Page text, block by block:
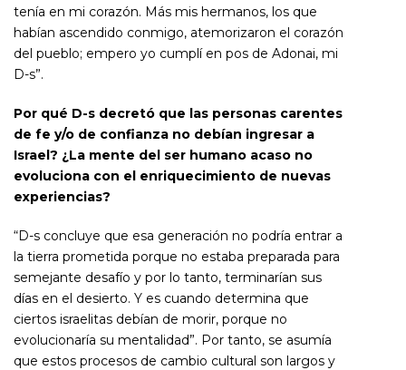
tenía en mi corazón. Más mis hermanos, los que
habían ascendido conmigo, atemorizaron el corazón
del pueblo; empero yo cumplí en pos de Adonai, mi
D-s”.
Por qué D-s decretó que las personas carentes
de fe y/o de confianza no debían ingresar a
Israel? ¿La mente del ser humano acaso no
evoluciona con el enriquecimiento de nuevas
experiencias?
“D-s concluye que esa generación no podría entrar a
la tierra prometida porque no estaba preparada para
semejante desafío y por lo tanto, terminarían sus
días en el desierto. Y es cuando determina que
ciertos israelitas debían de morir, porque no
evolucionaría su mentalidad”. Por tanto, se asumía
que estos procesos de cambio cultural son largos y